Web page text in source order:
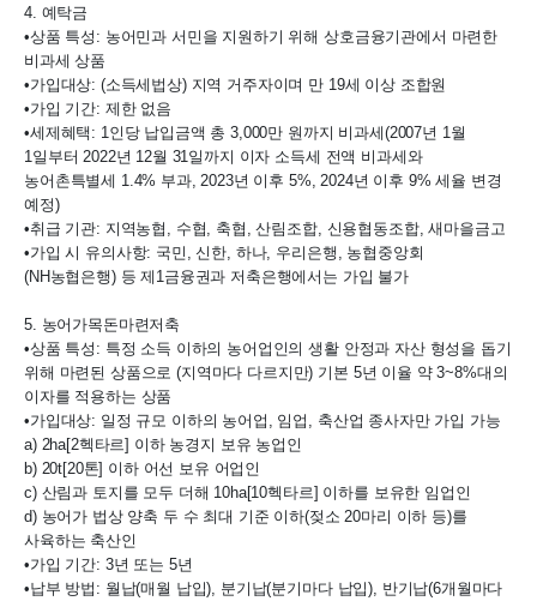
4. 예탁금
•상품 특성: 농어민과 서민을 지원하기 위해 상호금융기관에서 마련한
비과세 상품
•가입대상: (소득세법상) 지역 거주자이며 만 19세 이상 조합원
•가입 기간: 제한 없음
•세제혜택: 1인당 납입금액 총 3,000만 원까지 비과세(2007년 1월
1일부터 2022년 12월 31일까지 이자 소득세 전액 비과세와
농어촌특별세 1.4% 부과, 2023년 이후 5%, 2024년 이후 9% 세율 변경
예정)
•취급 기관: 지역농협, 수협, 축협, 산림조합, 신용협동조합, 새마을금고
•가입 시 유의사항: 국민, 신한, 하나, 우리은행, 농협중앙회
(NH농협은행) 등 제1금융권과 저축은행에서는 가입 불가
5. 농어가목돈마련저축
•상품 특성: 특정 소득 이하의 농어업인의 생활 안정과 자산 형성을 돕기
위해 마련된 상품으로 (지역마다 다르지만) 기본 5년 이율 약 3~8%대의
이자를 적용하는 상품
•가입대상: 일정 규모 이하의 농어업, 임업, 축산업 종사자만 가입 가능
a) 2ha[2헥타르] 이하 농경지 보유 농업인
b) 20t[20톤] 이하 어선 보유 어업인
c) 산림과 토지를 모두 더해 10ha[10헥타르] 이하를 보유한 임업인
d) 농어가 법상 양축 두 수 최대 기준 이하(젖소 20마리 이하 등)를
사육하는 축산인
•가입 기간: 3년 또는 5년
•납부 방법: 월납(매월 납입), 분기납(분기마다 납입), 반기납(6개월마다